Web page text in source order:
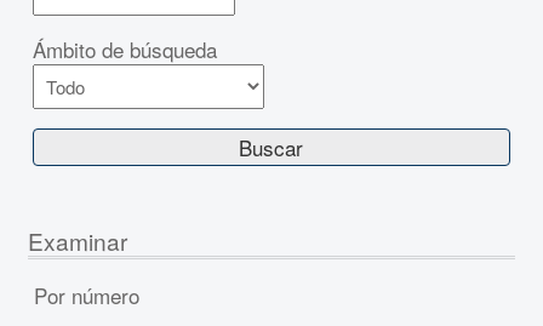
Ámbito de búsqueda
Examinar
Por número